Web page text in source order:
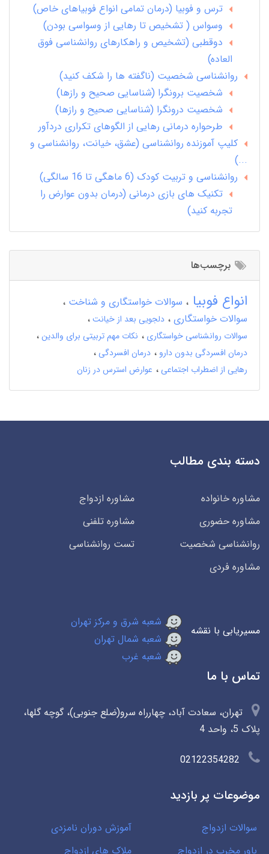
ترس و فوبیا (درمان تمامی انواع فوبیاهای خاص)
وسواس ( تشخیص تا رهایی از وسواسی بودن)
دوقطبی (تشخیص و راهکارهای روانشناسی فوق
العاده)
روانشناسی شخصیت (ناگفته ها را شکف کنید)
شخصیت برونگرا (شناسایی صحیح و رازها)
شخصیت درونگرا (شناسایی صحیح و رازها)
طرحواره درمانی رهایی از الگوهای تکراری دردآور
کلیپ آموزنده روانشناسی (عشق، خیانت، روانشناسی و
...)
روانشناسی و تربیت کودک (6 ماهگی تا 16 سالگی)
تکنیک های بازی درمانی (درمان بدون عوارض را
تجربه کنید)
برچسب‌ها
انواع فوبیا
سوالات خواستگاری و شناخت
سوالات خواستگاری
دلجویی بعد از خیانت
سوالات روانشناسی خواستگاری
نکات مهم تربیتی برای والدین
درمان افسردگی بدون دارو
درمان افسردگی
رهایی از اضطراب اجتماعی
عوارض استرس در زنان
دسته بندی مطالب
مشاوره خانواده
مشاوره ازدواج
مشاوره حضوری
مشاوره تلفنی
روانشناسی شخصیت
تست روانشناسی
مشاوره فردی
مسیریابی با نقشه
شعبه شرق و مرکز تهران
شعبه شمال تهران
شعبه غرب
تماس با ما
تهران، سعادت آباد، چهارراه سرو(ضلع جنوبی)، گوچه گلها،
پلاک 5، واحد 4
02122354282
موضوعات پر بازدید
سوالات ازدواج
آموزش دوران نامزدی
باور مخرب در ازدواج
ملاک های ازدواج